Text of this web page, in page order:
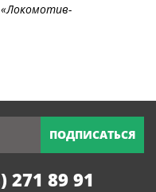
«Локомотив-
ПОДПИСАТЬСЯ
271 89 91